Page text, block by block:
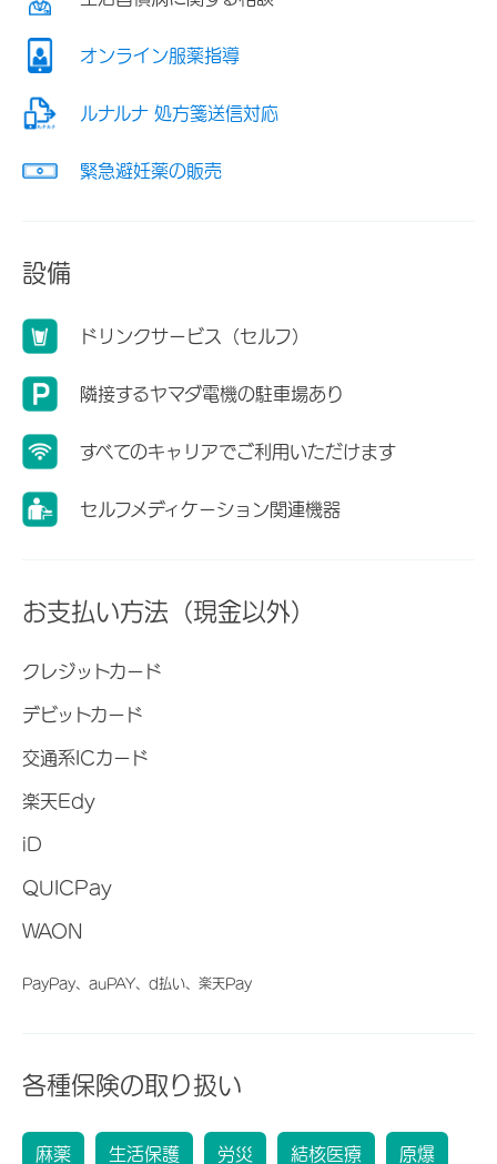
オンライン服薬指導
ルナルナ 処方箋送信対応
緊急避妊薬の販売
設備
ドリンクサービス（セルフ）
隣接するヤマダ電機の駐車場あり
すべてのキャリアでご利用いただけます
セルフメディケーション関連機器
お支払い方法（現金以外）
クレジットカード
デビットカード
交通系ICカード
楽天Edy
iD
QUICPay
WAON
PayPay、auPAY、d払い、楽天Pay
各種保険の取り扱い
麻薬 生活保護 労災 結核医療 原爆